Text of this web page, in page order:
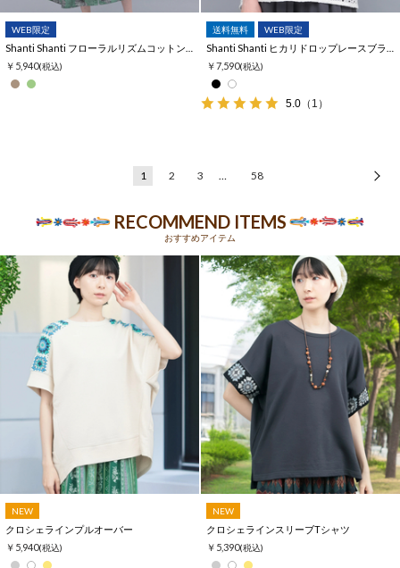
WEB限定
￥5,940(税込)
送料無料 WEB限定
￥7,590(税込)
5.0 （1）
1 2 3 … 58
RECOMMEND ITEMS
おすすめアイテム
NEW
クロシェラインプルオーバー
￥5,940(税込)
NEW
クロシェラインスリーブTシャツ
￥5,390(税込)